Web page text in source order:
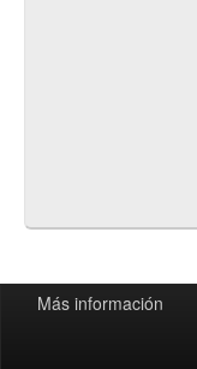
Más información